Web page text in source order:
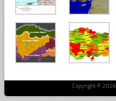
Copyright © 2026